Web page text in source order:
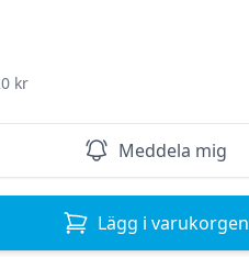
kr
Meddela mig
Lägg i varukorgen